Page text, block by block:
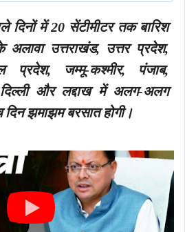
दिनों में 20 सेंटीमीटर तक बारिश
उत्तराखंड, उत्तर प्रदेश,
प्रदेश, जम्मू-कश्मीर, पंजाब,
दिल्ली और लद्दाख में अलग-अलग
झमाझम बरसात होगी।